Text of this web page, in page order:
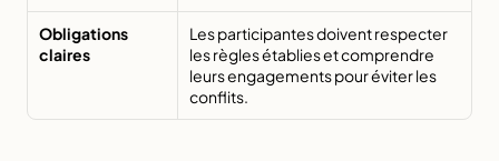
Obligations
claires
Les participantes doivent respecter
les règles établies et comprendre
leurs engagements pour éviter les
conflits.